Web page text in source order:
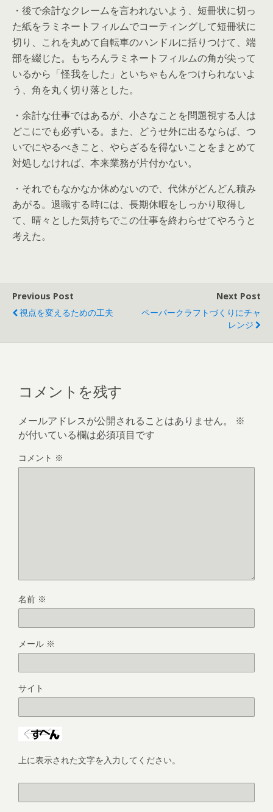
・後で余計なクレームを言われないよう、短冊状に切っ
た紙をラミネートフィルムでコーティングして短冊状に
切り、これを丸めて自転車のハンドルに括りつけて、端
部を綴じた。もちろんラミネートフィルムの角が尖って
いるから「怪我をした」といちゃもんをつけられないよ
う、角を丸く切り落とした。
・余計な仕事ではあるが、小さなことを問題視する人は
どこにでも必ずいる。また、どうせ外に出るならば、つ
いでにやるべきこと、やらざるを得ないことをまとめて
対処しなければ、本来業務が片付かない。
・それでもなかなか休めないので、代休がどんどん積み
あがる。退職する時には、長期休暇をしっかり取得し
て、晴々とした気持ちでこの仕事を終わらせてやろうと
考えた。
Previous Post
視点を変えるための工夫
Next Post
ペーパークラフトづくりにチャ
レンジ
コメントを残す
メールアドレスが公開されることはありません。
※
が付いている欄は必須項目です
コメント ※
名前 ※
メール ※
サイト
上に表示された文字を入力してください。